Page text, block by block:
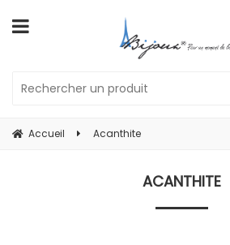
Accueil Acanthite
ACANTHITE